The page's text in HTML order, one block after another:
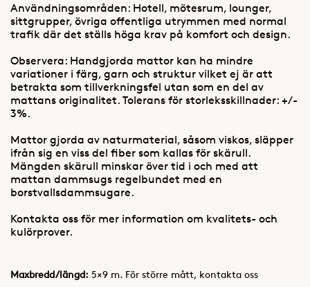
Användningsområden: Hotell, mötesrum, lounger,
sittgrupper, övriga offentliga utrymmen med normal
trafik där det ställs höga krav på komfort och design.
Observera: Handgjorda mattor kan ha mindre
variationer i färg, garn och struktur vilket ej är att
betrakta som tillverkningsfel utan som en del av
mattans originalitet. Tolerans för storleksskillnader: +/-
3%.
Mattor gjorda av naturmaterial, såsom viskos, släpper
ifrån sig en viss del fiber som kallas för skärull.
Mängden skärull minskar över tid i och med att
mattan dammsugs regelbundet med en
borstvallsdammsugare.
Kontakta oss för mer information om kvalitets- och
kulörprover.
Maxbredd/längd: 5×9 m. För större mått, kontakta oss